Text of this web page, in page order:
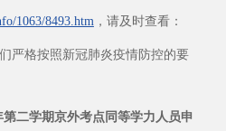
1063/8493.htm ，请及时查看：
严格按照新冠肺炎疫情防控的要
第二学期京外考点同等学力人员申